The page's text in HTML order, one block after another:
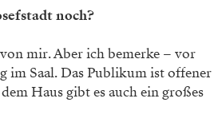
noch?
mir. Aber ich bemerke – vor
im Saal. Das Publikum ist offener
Haus gibt es auch ein großes